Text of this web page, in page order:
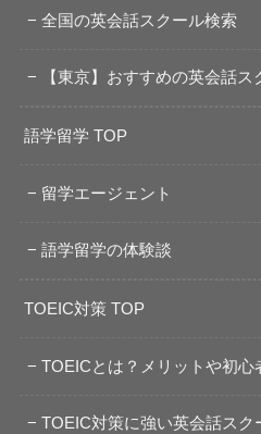
全国の英会話スクール検索
【東京】おすすめの英会話
語学留学 TOP
留学エージェント
語学留学の体験談
TOEIC対策 TOP
TOEICとは？メリットや初心
TOEIC対策に強い英会話スク